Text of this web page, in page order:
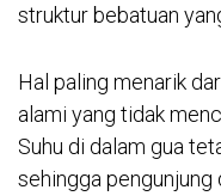
struktur bebatuan
Hal paling menarik
alami yang tidak
Suhu di dalam gua
sehingga pengunjung